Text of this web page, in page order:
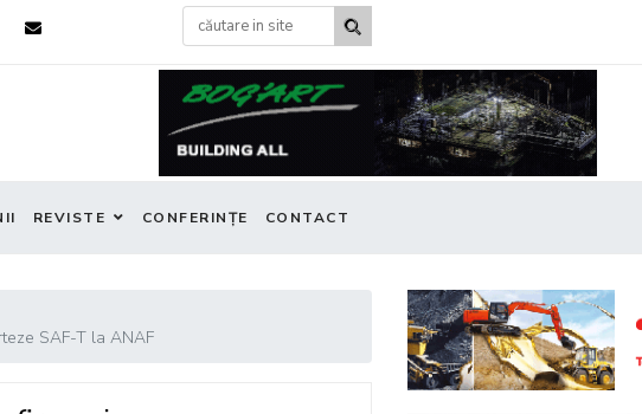
REVISTE CONFERINȚE CONTACT
SAF-T la ANAF